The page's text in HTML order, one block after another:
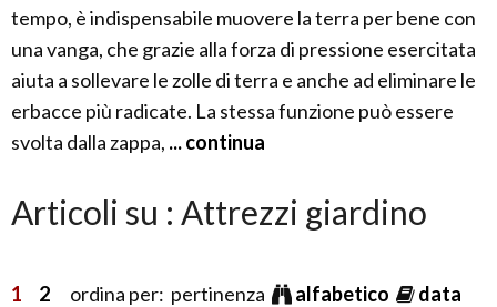
tempo, è indispensabile muovere la terra per bene con
una vanga, che grazie alla forza di pressione esercitata
aiuta a sollevare le zolle di terra e anche ad eliminare le
erbacce più radicate. La stessa funzione può essere
svolta dalla zappa, ... continua
Articoli su : Attrezzi giardino
1 2 ordina per: pertinenza alfabetico data